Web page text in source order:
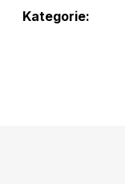
Kategorie: